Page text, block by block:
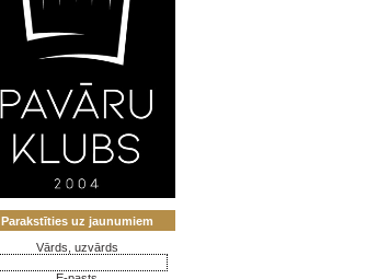
Parakstīties uz jaunumiem
Vārds, uzvārds